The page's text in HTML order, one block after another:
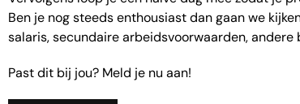
Ben je nog steeds enthousiast dan gaan we
salaris, secundaire arbeidsvoorwaarden, andere
Past dit bij jou? Meld je nu aan!